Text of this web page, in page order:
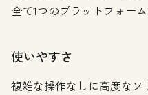
全て1つのプラットフォー
使いやすさ
複雑な操作なしに高度なソ